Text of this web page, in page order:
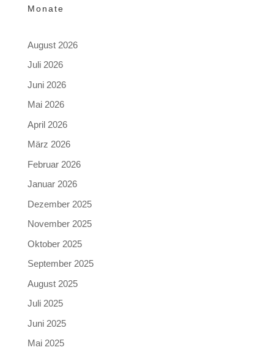
Monate
August 2026
Juli 2026
Juni 2026
Mai 2026
April 2026
März 2026
Februar 2026
Januar 2026
Dezember 2025
November 2025
Oktober 2025
September 2025
August 2025
Juli 2025
Juni 2025
Mai 2025